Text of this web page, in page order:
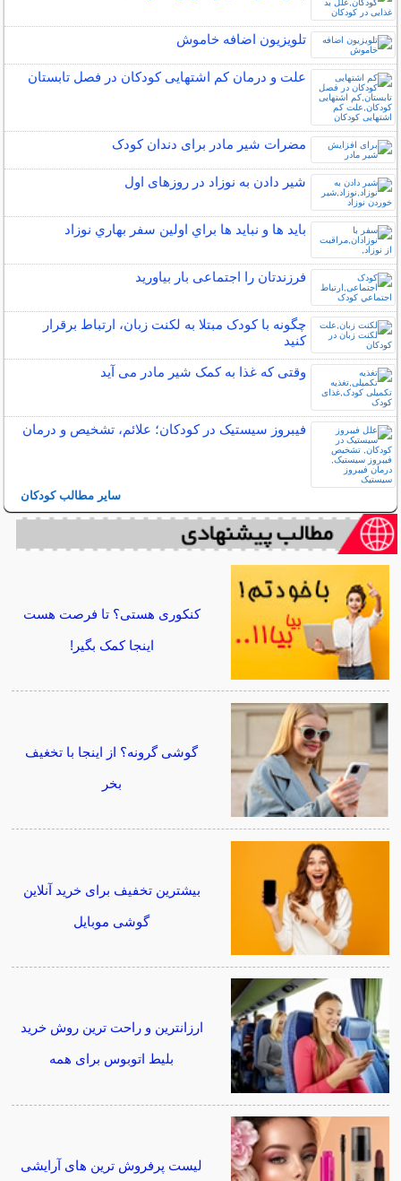
تلویزیون اضافه خاموش
علت و درمان کم اشتهایی کودکان در فصل تابستان
مضرات شیر مادر برای دندان کودک
شیر دادن به نوزاد در روزهای اول
بايد ها و نبايد ها براي اولين سفر بهاري نوزاد
فرزندتان را اجتماعی بار بیاورید
چگونه با کودک مبتلا به لکنت زبان، ارتباط برقرار
کنید
وقتی که غذا به کمک شیر مادر می آید
فیبروز سیستیک در کودکان؛ علائم، تشخیص و درمان
سایر مطالب کودکان
کنکوری هستی؟ تا فرصت هست
اینجا کمک بگیر!
گوشی گرونه؟ از اینجا با تخغیف
بخر
بیشترین تخفیف برای خرید آنلاین
گوشی موبایل
ارزانترین و راحت ترین روش خرید
بلیط اتوبوس برای همه
لیست پرفروش ترین های آرایشی